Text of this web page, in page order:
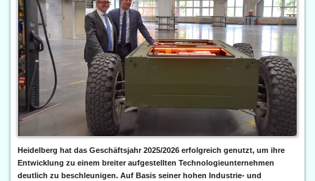
Heidelberg hat das Geschäftsjahr 2025/2026 erfolgreich genutzt, um ihre
Entwicklung zu einem breiter aufgestellten Technologieunternehmen
deutlich zu beschleunigen. Auf Basis seiner hohen Industrie- und